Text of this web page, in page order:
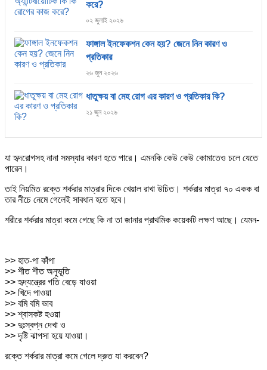
করে?
০২ জুলাই ২০২৬
ফাঙ্গাল ইনফেকশন কেন হয়? জেনে নিন কারণ ও
প্রতিকার
২৬ জুন ২০২৬
ধাতুক্ষয় বা মেহ রোগ এর কারণ ও প্রতিকার কি?
২১ জুন ২০২৬
যা হৃদরোগসহ নানা সমস্যার কারণ হতে পারে। এমনকি কেউ কেউ কোমাতেও চলে যেতে
পারেন।
তাই নিয়মিত রক্তে শর্করার মাত্রার দিকে খেয়াল রাখা উচিত। শর্করার মাত্রা ৭০ একক বা
তার নীচে নেমে গেলেই সাবধান হতে হবে।
শরীরে শর্করার মাত্রা কমে গেছে কি না তা জানার প্রাথমিক কয়েকটি লক্ষণ আছে। যেমন-
>> হাত-পা কাঁপা
>> শীত শীত অনুভূতি
>> হৃদ্যন্ত্রের গতি বেড়ে যাওয়া
>> খিদে পাওয়া
>> বমি বমি ভাব
>> শ্বাসকষ্ট হওয়া
>> দুঃস্বপ্ন দেখা ও
>> দৃষ্টি ঝাপসা হয়ে যাওয়া।
রক্তে শর্করার মাত্রা কমে গেলে দ্রুত যা করবেন?